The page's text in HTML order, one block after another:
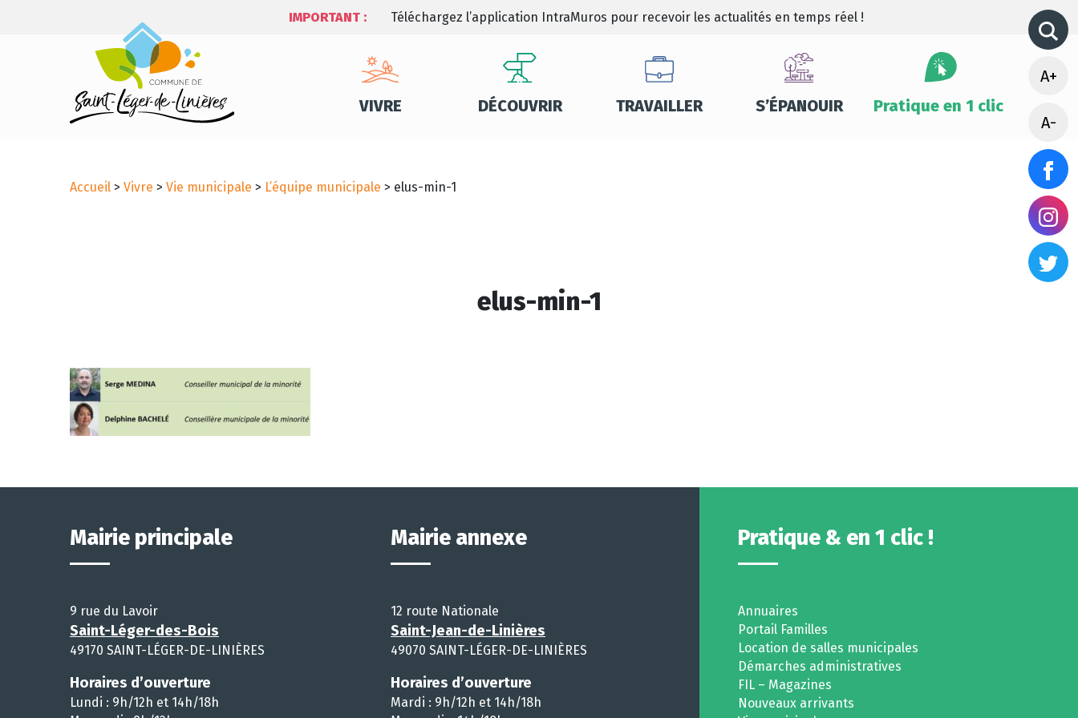
IMPORTANT : Téléchargez l’application IntraMuros pour recevoir les actualités en temps réel !
VIVRE DÉCOUVRIR TRAVAILLER S’ÉPANOUIR Pratique en 1 clic
A+
A-
Accueil > Vivre > Vie municipale > L’équipe municipale > elus-min-1
elus-min-1
Mairie principale
9 rue du Lavoir
Saint-Léger-des-Bois
49170 SAINT-LÉGER-DE-LINIÈRES
Horaires d’ouverture
Lundi : 9h/12h et 14h/18h
Mairie annexe
12 route Nationale
Saint-Jean-de-Linières
49070 SAINT-LÉGER-DE-LINIÈRES
Horaires d’ouverture
Mardi : 9h/12h et 14h/18h
Pratique & en 1 clic !
Annuaires
Portail Familles
Location de salles municipales
Démarches administratives
FIL – Magazines
Nouveaux arrivants